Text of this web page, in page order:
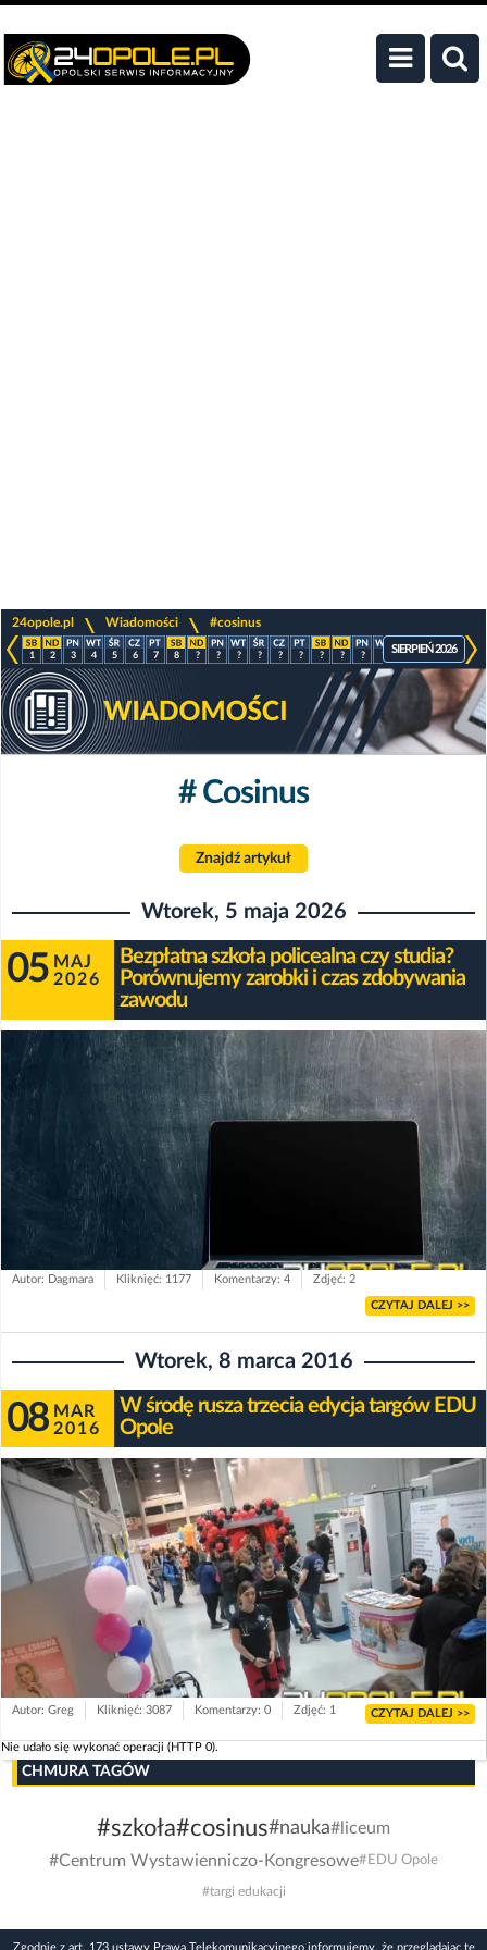
24opole.pl Wiadomości #cosinus
1 2 3 4 5 6 7 8 ? ? ? ? ? ? ? ? ? ? ? ? ?
SIERPIEŃ 2026
# Cosinus
Znajdź artykuł
Wtorek, 5 maja 2026
05 MAJ
2026
Bezpłatna szkoła policealna czy studia?
Porównujemy zarobki i czas zdobywania
zawodu
Autor: Dagmara Kliknięć: 1177 Komentarzy: 4 Zdjęć: 2
CZYTAJ DALEJ >>
Wtorek, 8 marca 2016
08 MAR
2016
W środę rusza trzecia edycja targów EDU
Opole
Autor: Greg Kliknięć: 3087 Komentarzy: 0 Zdjęć: 1 CZYTAJ DALEJ >>
Nie udało się wykonać operacji (HTTP 0).
CHMURA TAGÓW
#szkoła#cosinus#nauka#liceum
#Centrum Wystawienniczo-Kongresowe#EDU Opole
#targi edukacji
Zgodnie z art. 173 ustawy Prawa Telekomunikacyjnego informujemy, że przeglądając tę